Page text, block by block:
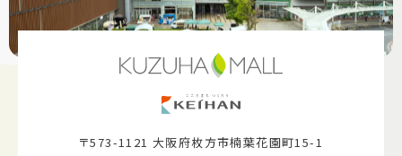
〒573-1121 大阪府枚方市楠葉花園町15-1